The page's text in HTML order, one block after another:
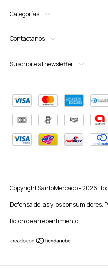
Categorías
Contactános
Suscribite al newsletter
Copyright SantoMercado - 2026.
Defensa de las y los consumidores.
Botón de arrepentimiento